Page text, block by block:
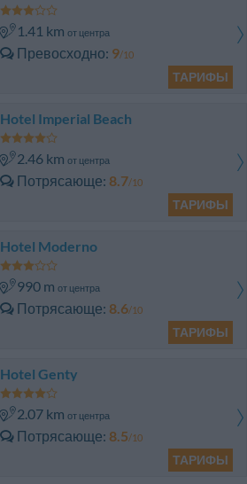
1.41 km от центра
Превосходно 9/10
ТАРИФЫ
Hotel Imperial Beach
2.46 km от центра
Потрясающе 8.7/10
ТАРИФЫ
Hotel Moderno
990 m от центра
Потрясающе 8.6/10
ТАРИФЫ
Hotel Genty
2.07 km от центра
Потрясающе 8.5/10
ТАРИФЫ